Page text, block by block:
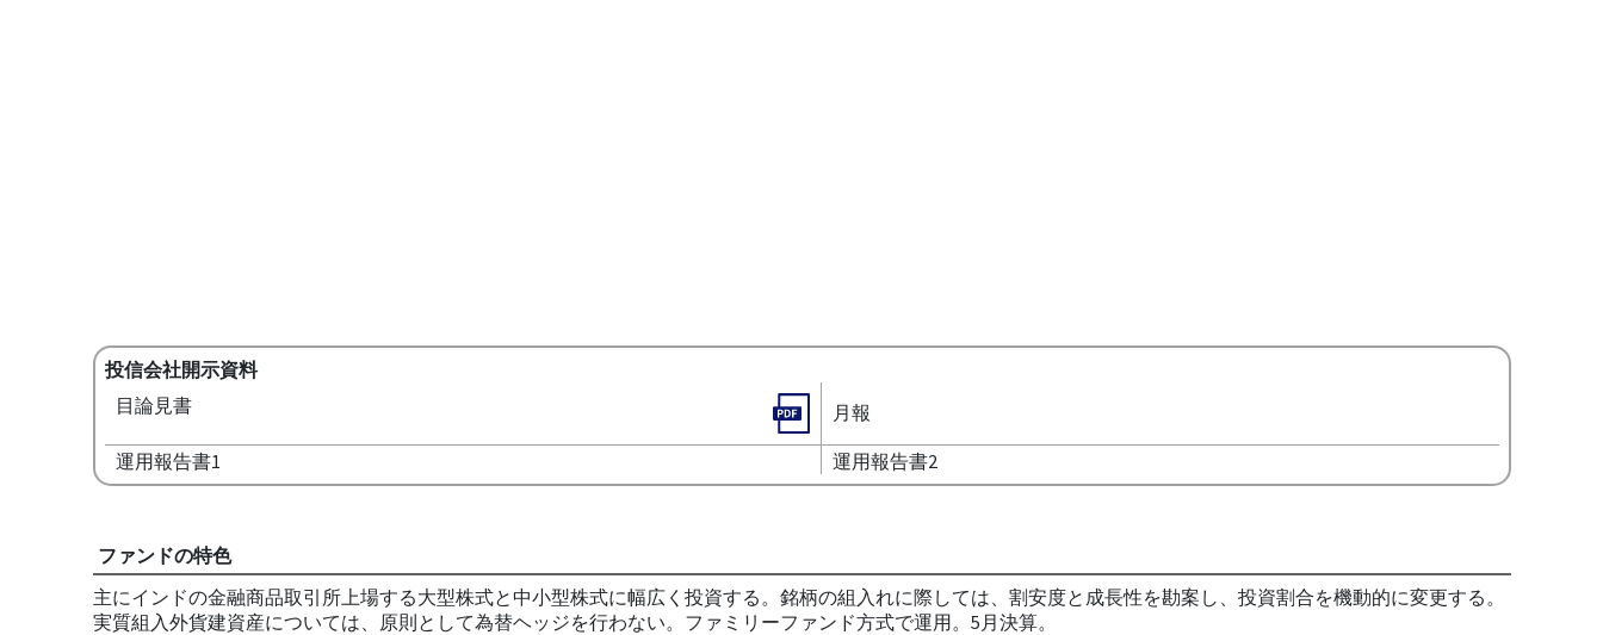
投信会社開示資料
目論見書
月報
運用報告書1 運用報告書2
ファンドの特色
主にインドの金融商品取引所上場する大型株式と中小型株式に幅広く投資する。銘柄の組入れに際しては、割安度と成長性を勘案し、投資割合を機動的に変更する。
実質組入外貨建資産については、原則として為替ヘッジを行わない。ファミリーファンド方式で運用。5月決算。